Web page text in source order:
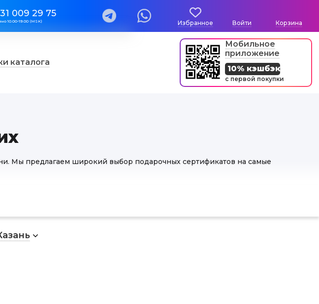
009 29 75
10.00-19.00 (MSK) Избранное Войти Корзина
каталога
Мобильное
приложение
10% кэшбэк
с первой покупки
Мы предлагаем широкий выбор подарочных сертификатов на самые